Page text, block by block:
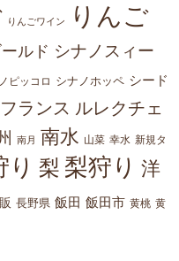
りんごワイン
りんご
ルド シナノスィー
ピッコロ シナノホッペ シード
ランス ルレクチェ
南月 南水 山菜 幸水 新規タ
り 梨 梨狩り 洋
長野県 飯田 飯田市 黄桃 黄